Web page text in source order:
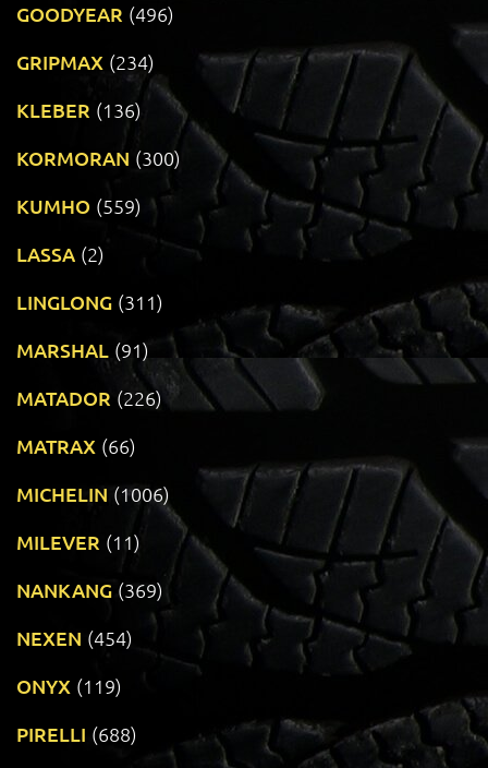
GOODYEAR (496)
GRIPMAX (234)
KLEBER (136)
KORMORAN (300)
KUMHO (559)
LASSA (2)
LINGLONG (311)
MARSHAL (91)
MATADOR (226)
MATRAX (66)
MICHELIN (1006)
MILEVER (11)
NANKANG (369)
NEXEN (454)
ONYX (119)
PIRELLI (688)